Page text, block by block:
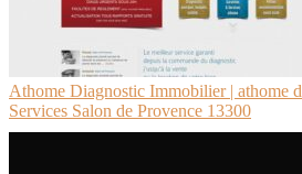
Athome Diagnostic Immobilier | athome
Services Salon de Provence 13300